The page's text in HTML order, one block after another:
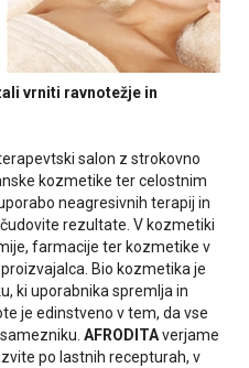
vrniti ravnotežje in
salon z strokovno
kozmetike ter celostnim
neagresivnih terapij in
rezultate. V kozmetiki
farmacije ter kozmetike v
Bio kozmetika je
ki uporabnika spremlja in
je edinstveno v tem, da vse
AFRODITAverjame
po lastnih recepturah, v